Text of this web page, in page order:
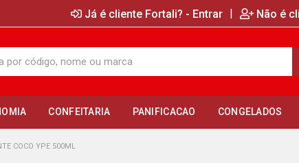
Já é cliente Fortali? - Entrar | Não é
CONFEITARIA PANIFICACAO CONGELADOS
COCO YPE 500ML